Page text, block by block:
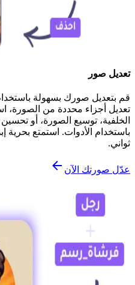
تعديل صور
قم بتعديل صورك بسهولة
تعديل أجزاء محددة من الصورة،
الخلفية، توسيع الصورة، أو
باستخدام الأدوات. استمتع بحرية
ثواني.
عدّل صورتك الآن